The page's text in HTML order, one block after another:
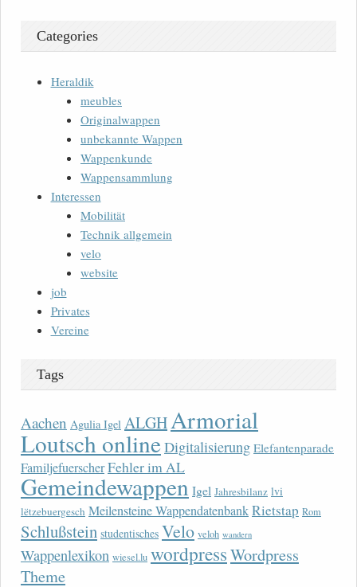
Categories
Heraldik
meubles
Originalwappen
unbekannte Wappen
Wappenkunde
Wappensammlung
Interessen
Mobilität
Technik allgemein
velo
website
job
Privates
Vereine
Tags
Aachen Agulia Igel ALGH Armorial
Loutsch onlineDigitalisierung Elefantenparade
FamiljefuerscherFehler im AL
Gemeindewappen Igel Jahresbilanz lvi
lëtzebuergesch Meilensteine WappendatenbankRietstap Rom
Schlußstein studentisches Velo veloh wandern
Wappenlexikon wiesel.lu wordpressWordpress
Theme